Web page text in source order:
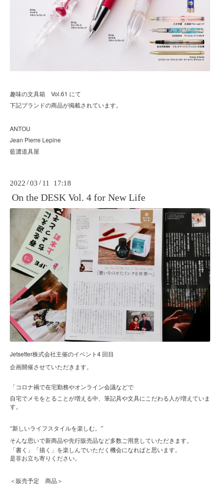
趣味の文具箱 Vol.61 にて
下記ブランドの商品が掲載されています。
ANTOU
Jean Pierre Lepine
藍濃道具屋
2022 /03 / 11 17:18
On the DESK Vol. 4 for New Life
Jetsetter株式会社主催のイベント 4 回目
企画開催させていただきます。
「コロナ禍で在宅勤務やオンライン会議などで
自宅でメモをとることが増える中、筆記具や文具にこだわる人が増えていま
す。
“新しいライフスタイルを楽しむ。”
そんな思いで新商品や先行販売品など多数ご用意していただきます。
「書く」「描く」を楽しんでいただく機会になればと思います。
是非お立ち寄りください。
＜販売予定 商品＞